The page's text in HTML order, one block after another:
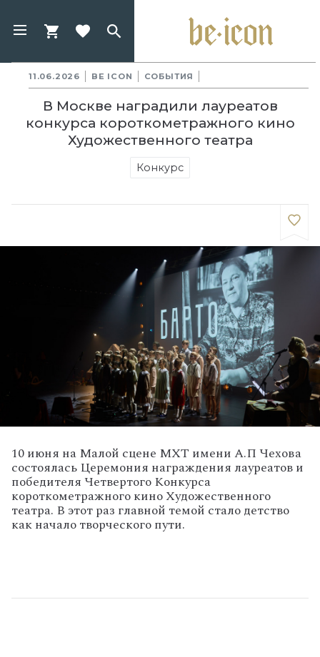
11.06.2026 BE ICON СОБЫТИЯ
В Москве наградили лауреатов
конкурса короткометражного кино
Художественного театра
Конкурс
10 июня на Малой сцене МХТ имени А.П Чехова
состоялась Церемония награждения лауреатов и
победителя Четвертого Конкурса
короткометражного кино Художественного
театра. В этот раз главной темой стало детство
как начало творческого пути.